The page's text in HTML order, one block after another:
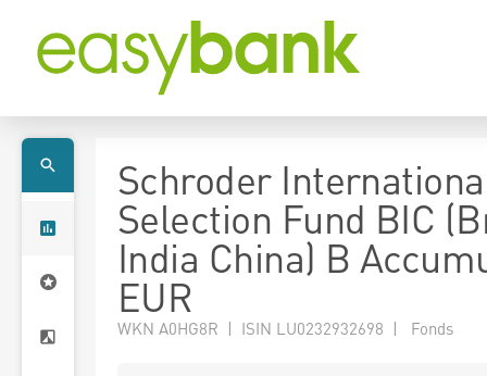
Schroder
Selection Fund BIC
India China) B
EUR
WKN A0HG8R | ISIN LU0232932698 | Fonds